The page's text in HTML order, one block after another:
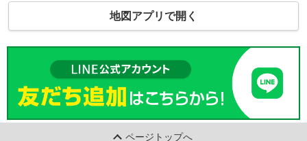
地図アプリで開く
ページトップへ